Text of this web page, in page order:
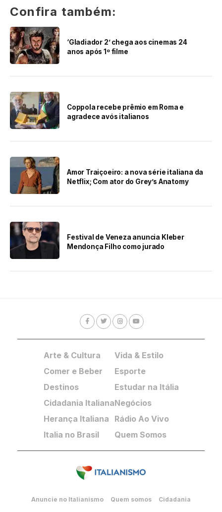
Confira também:
‘Gladiador 2’ chega aos cinemas 24
anos após 1º filme
Coppola recebe prêmio em Roma e
agradece avós italianos
Amor Traiçoeiro: a nova série italiana da
Netflix; Com ator do Grey’s Anatomy
Festival de Veneza anuncia Kleber
Mendonça Filho como jurado
Arte & Cultura
Comer e Beber
Destinos
Cidadania Italiana
Herança Italiana
Italia no Brasil
Vida & Estilo
Esporte
Estudar na Itália
Negócios
Rádio Ao Vivo
Quem Somos
Anuncie no Italianismo Quem somos Cidadania